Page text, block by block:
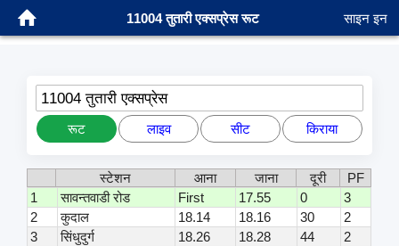
11004 तुतारी एक्सप्रेस रूट साइन इन
11004 तुतारी एक्सप्रेस
रूट लाइव सीट किराया
स्टेशन आना जाना दूरी
PF
1
सावन्तवाडी रोड First 17.55 0
3
2
कुदाल 18.14 18.16 30
2
3
सिंधुदुर्ग 18.26 18.28 44
2